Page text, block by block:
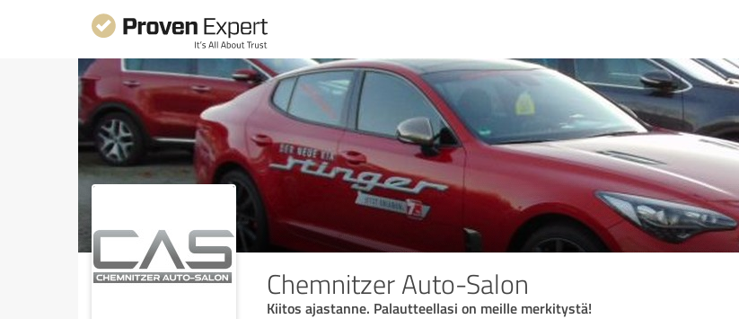
Chemnitzer Auto-Salon
Kiitos ajastanne. Palautteellasi on meille merkitystä!